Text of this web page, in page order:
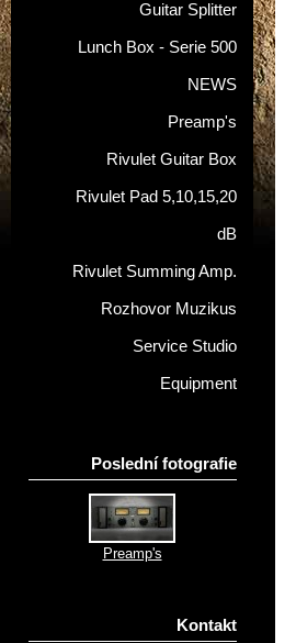
Guitar Splitter
Lunch Box - Serie 500
NEWS
Preamp's
Rivulet Guitar Box
Rivulet Pad 5,10,15,20
dB
Rivulet Summing Amp.
Rozhovor Muzikus
Service Studio
Equipment
Poslední fotografie
Preamp's
Kontakt